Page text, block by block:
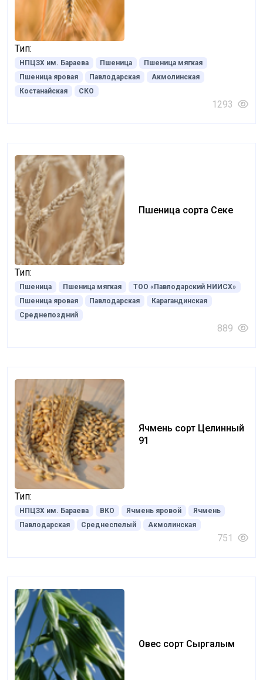
Тип:
НПЦЗХ им. Бараева Пшеница
Пшеница мягкая
Пшеница яровая
Павлодарская
Акмолинская
Костанайская
СКО
1293
Пшеница сорта Секе
Тип:
Пшеница Пшеница мягкая
ТОО «Павлодарский НИИСХ»
Пшеница яровая
Павлодарская
Карагандинская
Среднепоздний
889
Ячмень сорт Целинный
91
Тип:
НПЦЗХ им. Бараева ВКО Ячмень яровой
Ячмень
Павлодарская
Среднеспелый Акмолинская
751
Овес сорт Сыргалым